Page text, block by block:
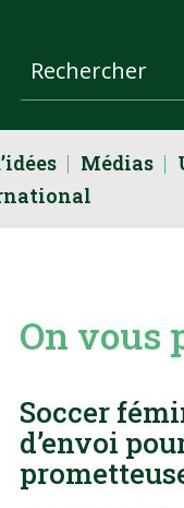
Médias
On vous
Soccer
d’envoi